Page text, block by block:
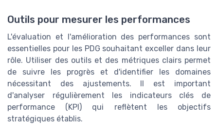
Outils pour mesurer les performances
L'évaluation et l'amélioration des performances sont
essentielles pour les PDG souhaitant exceller dans leur
rôle. Utiliser des outils et des métriques clairs permet
de suivre les progrès et d'identifier les domaines
nécessitant des ajustements. Il est important
d'analyser régulièrement les indicateurs clés de
performance (KPI) qui reflètent les objectifs
stratégiques établis.